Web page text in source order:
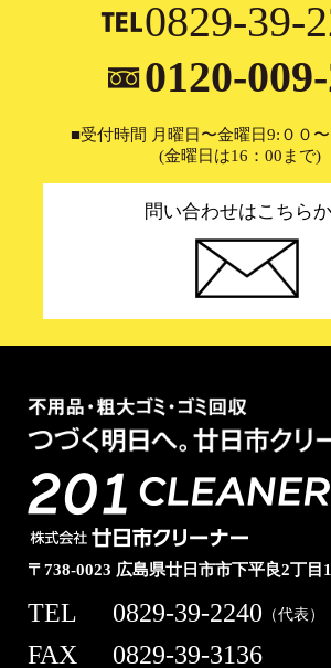
0829-39-
0120-
■受付時間 月曜日〜金曜日9:００
(金曜日は16：00まで)
問い合わせはこちら
〒738-0023 広島県廿日市市下平良2丁目
TEL 0829-39-2240 （代表）
FAX 0829-39-3136